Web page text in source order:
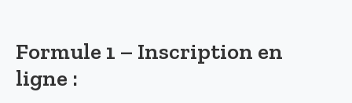
Formule 1 – Inscription en
ligne :